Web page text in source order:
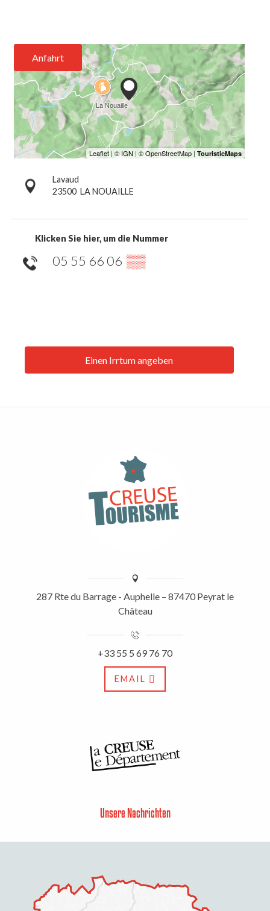
Anfahrt
Lavaud
23500 LA NOUAILLE
Klicken Sie hier, um die Nummer
05 55 66 06 ▒▒
Einen Irrtum angeben
287 Rte du Barrage - Auphelle – 87470 Peyrat le
Château
+33 55 5 69 76 70
EMAIL
Unsere Nachrichten